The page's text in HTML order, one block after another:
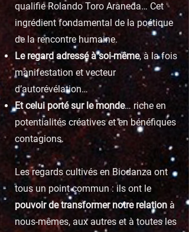
qualifie Rolando Toro Araneda… Cet
ingrédient fondamental de la poétique
de la rencontre humaine.
Le regard adressé à soi-même, à la fois
manifestation et vecteur
d’autorévélation…
Et celuiporté sur le monde… riche en
potentialités créatives et en bénéfiques
contagions.
Les regards cultivés en Biodanza ont
tous un point commun : ils ont le
pouvoir de transformer notre relation à
nous-mêmes, aux autres et à toutes les